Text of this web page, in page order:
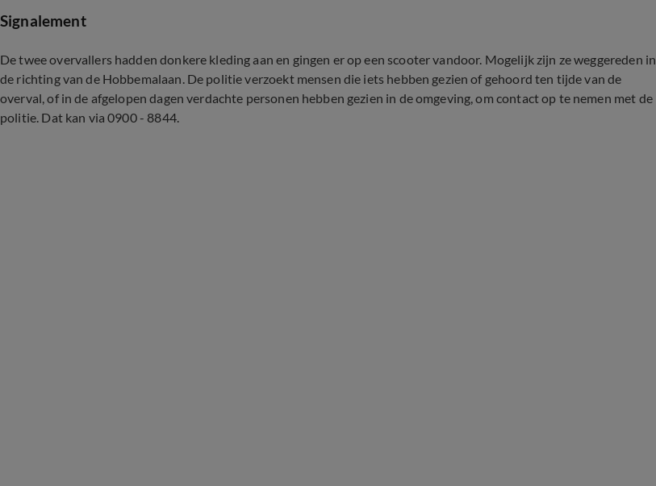
Signalement
De twee overvallers hadden donkere kleding aan en gingen er op een scooter vandoor. Mogelijk zijn ze weggereden in
de richting van de Hobbemalaan. De politie verzoekt mensen die iets hebben gezien of gehoord ten tijde van de
overval, of in de afgelopen dagen verdachte personen hebben gezien in de omgeving, om contact op te nemen met de
politie. Dat kan via 0900 - 8844.